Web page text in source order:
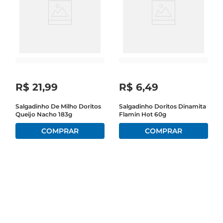
R$ 21,99
Salgadinho De Milho Doritos
Queijo Nacho 183g
R$ 6,49
Salgadinho Doritos Dinamita
Flamin Hot 60g